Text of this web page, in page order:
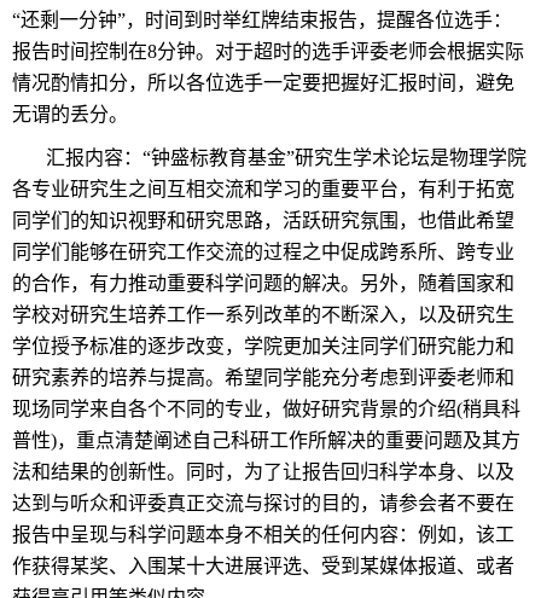
“还剩一分钟”，时间到时举红牌结束报告，提醒各位选手：
报告时间控制在8分钟。对于超时的选手评委老师会根据实际
情况酌情扣分，所以各位选手一定要把握好汇报时间，避免
无谓的丢分。
汇报内容：“钟盛标教育基金”研究生学术论坛是物理学院
各专业研究生之间互相交流和学习的重要平台，有利于拓宽
同学们的知识视野和研究思路，活跃研究氛围，也借此希望
同学们能够在研究工作交流的过程之中促成跨系所、跨专业
的合作，有力推动重要科学问题的解决。另外，随着国家和
学校对研究生培养工作一系列改革的不断深入，以及研究生
学位授予标准的逐步改变，学院更加关注同学们研究能力和
研究素养的培养与提高。希望同学能充分考虑到评委老师和
现场同学来自各个不同的专业，做好研究背景的介绍(稍具科
普性)，重点清楚阐述自己科研工作所解决的重要问题及其方
法和结果的创新性。同时，为了让报告回归科学本身、以及
达到与听众和评委真正交流与探讨的目的，请参会者不要在
报告中呈现与科学问题本身不相关的任何内容：例如，该工
作获得某奖、入围某十大进展评选、受到某媒体报道、或者